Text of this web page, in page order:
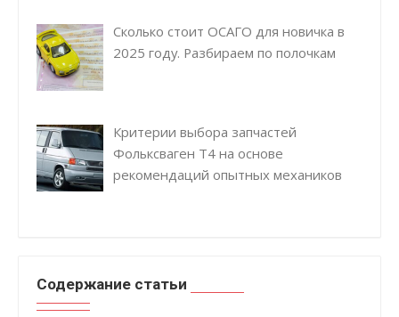
Сколько стоит ОСАГО для новичка в
2025 году. Разбираем по полочкам
Критерии выбора запчастей
Фольксваген Т4 на основе
рекомендаций опытных механиков
Содержание статьи